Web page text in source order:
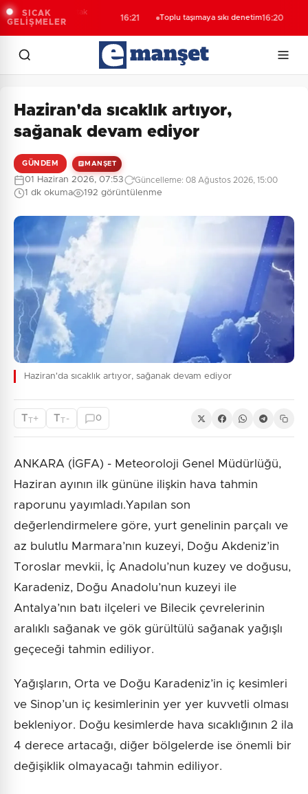
SICAK
GELİŞMELER
odalarından ortak
16:21 Toplu taşımaya sıkı denetim16:20
Haziran'da sıcaklık artıyor,
sağanak devam ediyor
GÜNDEM MANŞET
01 Haziran 2026, 07:53 Güncelleme: 08 Ağustos 2026, 15:00
1 dk okuma 192 görüntülenme
Haziran'da sıcaklık artıyor, sağanak devam ediyor
TT+ TT - 0
ANKARA (İGFA) - Meteoroloji Genel Müdürlüğü,
Haziran ayının ilk gününe ilişkin hava tahmin
raporunu yayımladı.Yapılan son
değerlendirmelere göre, yurt genelinin parçalı ve
az bulutlu Marmara’nın kuzeyi, Doğu Akdeniz’in
Toroslar mevkii, İç Anadolu’nun kuzey ve doğusu,
Karadeniz, Doğu Anadolu’nun kuzeyi ile
Antalya’nın batı ilçeleri ve Bilecik çevrelerinin
aralıklı sağanak ve gök gürültülü sağanak yağışlı
geçeceği tahmin ediliyor.
Yağışların, Orta ve Doğu Karadeniz’in iç kesimleri
ve Sinop’un iç kesimlerinin yer yer kuvvetli olması
bekleniyor. Doğu kesimlerde hava sıcaklığının 2 ila
4 derece artacağı, diğer bölgelerde ise önemli bir
değişiklik olmayacağı tahmin ediliyor.